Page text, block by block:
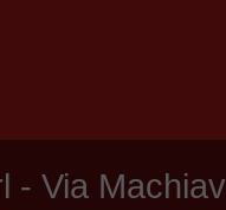
- Via